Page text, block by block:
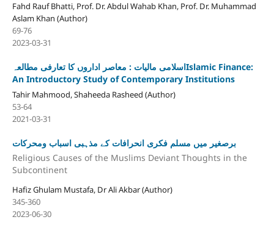
Fahd Rauf Bhatti, Prof. Dr. Abdul Wahab Khan, Prof. Dr. Muhammad
Aslam Khan (Author)
69-76
2023-03-31
اسلامی مالیات : معاصر اداروں کا تعارفی مطالعہIslamic Finance:
An Introductory Study of Contemporary Institutions
Tahir Mahmood, Shaheeda Rasheed (Author)
53-64
2021-03-31
برصغیر میں مسلم فکری انحرافات کے مذہبی اسباب ومحرکات
Religious Causes of the Muslims Deviant Thoughts in the
Subcontinent
Hafiz Ghulam Mustafa, Dr Ali Akbar (Author)
345-360
2023-06-30